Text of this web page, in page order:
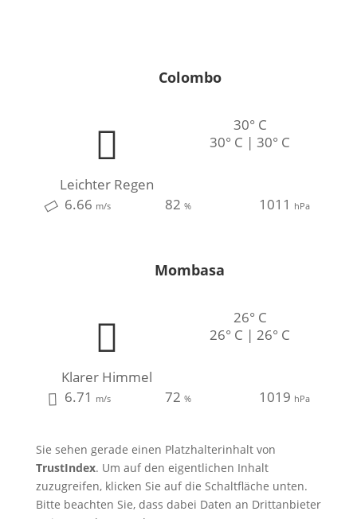
Colombo
Leichter Regen
30° C
30° C | 30° C
6.66 m/s 82% 1011 hPa
Mombasa
Klarer Himmel
26° C
26° C | 26° C
6.71 m/s 72% 1019 hPa
Sie sehen gerade einen Platzhalterinhalt von
TrustIndex. Um auf den eigentlichen Inhalt
zuzugreifen, klicken Sie auf die Schaltfläche unten.
Bitte beachten Sie, dass dabei Daten an Drittanbieter